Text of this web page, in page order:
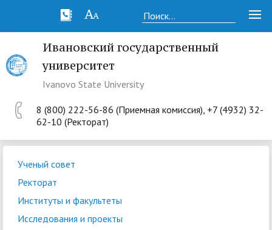
Ивановский государственный
университет
Ivanovo State University
8 (800) 222-56-86 (Приемная комиссия), +7 (4932) 32-
62-10 (Ректорат)
Ученый совет
Ректорат
Институты и факультеты
Исследования и проекты